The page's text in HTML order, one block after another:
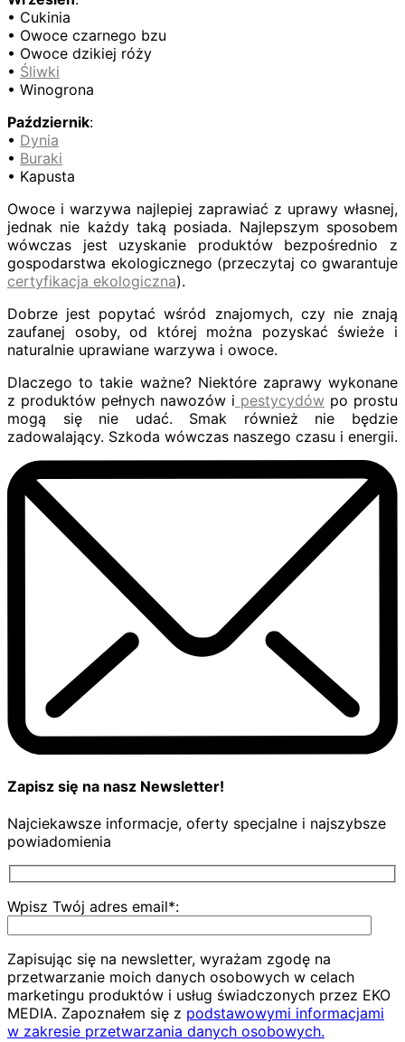
• Cukinia
• Owoce czarnego bzu
• Owoce dzikiej róży
• Śliwki
• Winogrona
Październik:
• Dynia
• Buraki
• Kapusta
Owoce i warzywa najlepiej zaprawiać z uprawy własnej,
jednak nie każdy taką posiada. Najlepszym sposobem
wówczas jest uzyskanie produktów bezpośrednio z
gospodarstwa ekologicznego (przeczytaj co gwarantuje
certyfikacja ekologiczna).
Dobrze jest popytać wśród znajomych, czy nie znają
zaufanej osoby, od której można pozyskać świeże i
naturalnie uprawiane warzywa i owoce.
Dlaczego to takie ważne? Niektóre zaprawy wykonane
z produktów pełnych nawozów i pestycydów po prostu
mogą się nie udać. Smak również nie będzie
zadowalający. Szkoda wówczas naszego czasu i energii.
Zapisz się na nasz Newsletter!
Najciekawsze informacje, oferty specjalne i najszybsze
powiadomienia
Wpisz Twój adres email*:
Zapisując się na newsletter, wyrażam zgodę na
przetwarzanie moich danych osobowych w celach
marketingu produktów i usług świadczonych przez EKO
MEDIA. Zapoznałem się z podstawowymi informacjami
w zakresie przetwarzania danych osobowych.